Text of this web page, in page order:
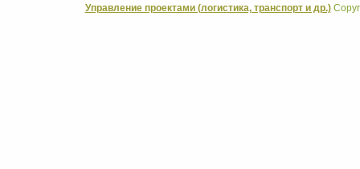
Управление проектами (логистика, транспорт и др.)